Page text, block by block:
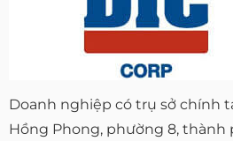
Doanh nghiệp có trụ sở chính
Hồng Phong, phường 8, thành